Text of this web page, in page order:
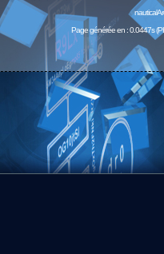
Page générée en : 0.0447s